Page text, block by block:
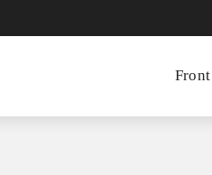
Front